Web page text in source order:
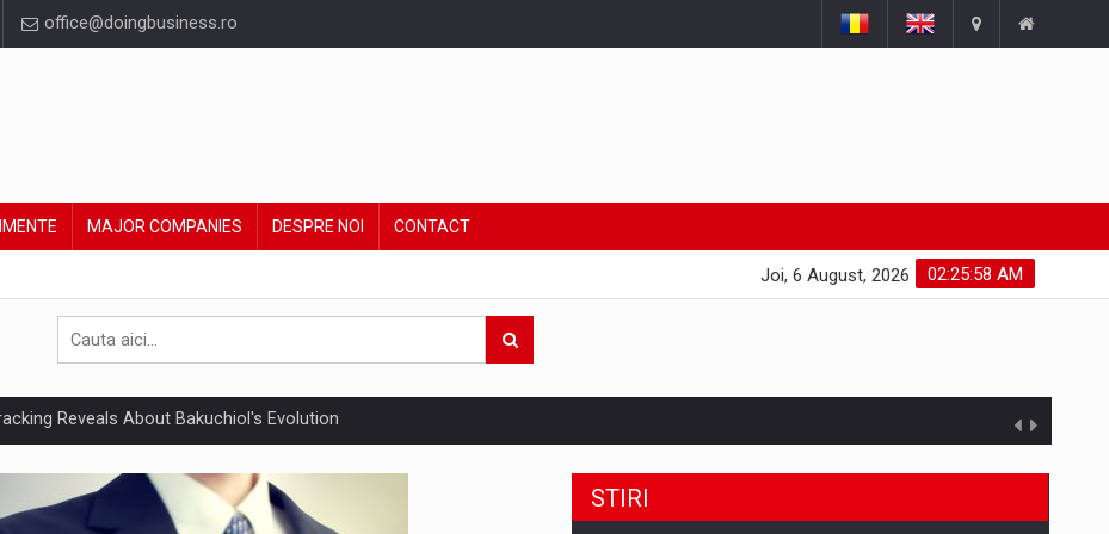
office@doingbusiness.ro
MAJOR COMPANIES DESPRE NOI CONTACT
02:25:59 AM
Joi, 6 August, 2026
Reveals About Bakuchiol's Evolution
noilor reglementari UE privind ambalajele pot risca retragerea produselor din piata
din Romania va ajunge la 5,22 miliarde euro in acest an, sustinuta de segmentele digitale
STIRI